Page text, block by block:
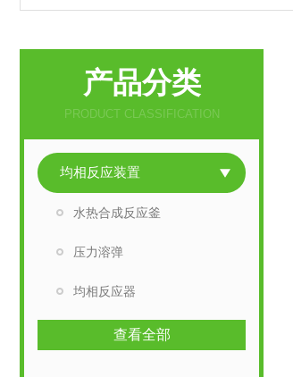
产品分类
PRODUCT CLASSIFICATION
均相反应装置
水热合成反应釜
压力溶弹
均相反应器
查看全部